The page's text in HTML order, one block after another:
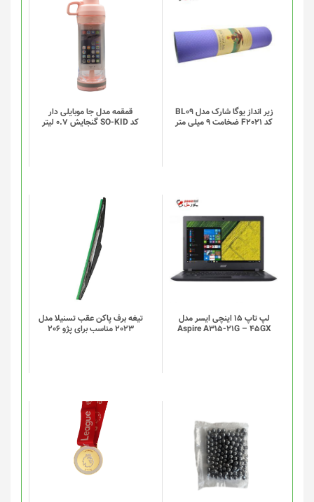
زیر انداز یوگا شارک مدل BL09
کد F2021 ضخامت 9 میلی متر
قمقمه مدل جا موبایلی دار
کد SO-KID گنجایش 0.7 لیتر
این
محصول
دارای
انواع
مختلفی
می
باشد.
گزینه
ها
لپ تاپ 15 اینچی ایسر مدل
Aspire A315-21G – 45GX
تیغه برف پاکن عقب تسنیلا مدل
2023 مناسب برای پژو 206
این
محصول
دارای
انواع
مختلفی
این
محصول
دارای
انواع